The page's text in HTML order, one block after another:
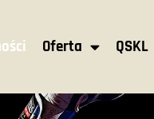
Oferta QSKL